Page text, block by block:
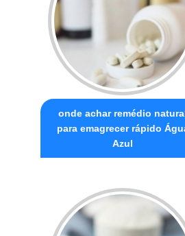
onde achar remédio
para emagrecer rápido
Azul